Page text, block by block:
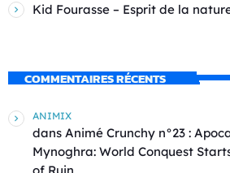
Kid Fourasse – Esprit de la
COMMENTAIRES RÉCENTS
ANIMIX
dans Animé Crunchy n°23 :
Mynoghra: World Conquest